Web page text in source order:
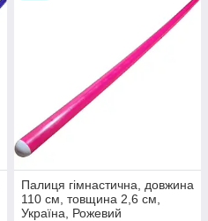
Палиця гімнастична, довжина
110 см, товщина 2,6 см,
Україна, Рожевий